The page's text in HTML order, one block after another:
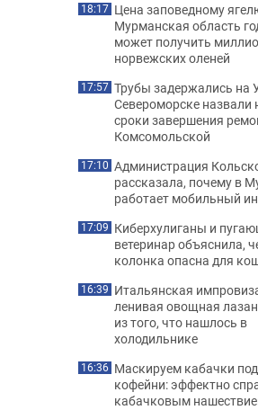
18:17 Цена заповедному
Мурманская область
может получить
норвежских оленей
17:57 Трубы задержались на
Североморске назвали
сроки завершения
Комсомольской
17:10 Администрация
рассказала, почему в
работает мобильный
17:09 Киберхулиганы и
ветеринар объяснила,
колонка опасна для
16:39 Итальянская
ленивая овощная
из того, что нашлось в
холодильнике
16:36 Маскируем кабачки под
кофейни: эффектно
кабачковым